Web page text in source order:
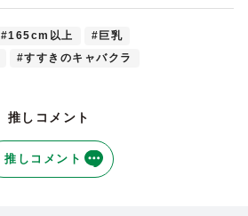
#165cm以上
#巨乳
#すすきのキャバクラ
推しコメント
推しコメント